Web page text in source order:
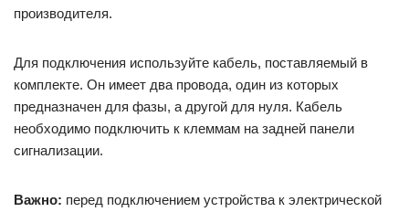
производителя.
Для подключения используйте кабель, поставляемый в
комплекте. Он имеет два провода, один из которых
предназначен для фазы, а другой для нуля. Кабель
необходимо подключить к клеммам на задней панели
сигнализации.
Важно: перед подключением устройства к электрической